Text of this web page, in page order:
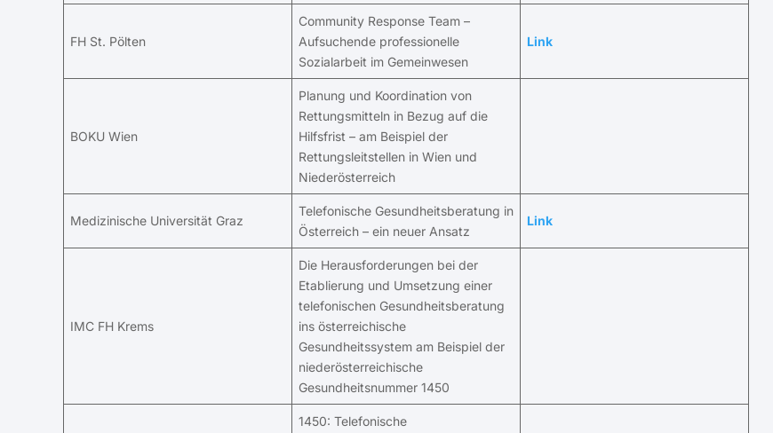
FH St. Pölten
Community Response Team –
Aufsuchende professionelle
Sozialarbeit im Gemeinwesen
Link
BOKU Wien
Planung und Koordination von
Rettungsmitteln in Bezug auf die
Hilfsfrist – am Beispiel der
Rettungsleitstellen in Wien und
Niederösterreich
Medizinische Universität Graz
Telefonische Gesundheitsberatung in
Österreich – ein neuer Ansatz
Link
IMC FH Krems
Die Herausforderungen bei der
Etablierung und Umsetzung einer
telefonischen Gesundheitsberatung
ins österreichische
Gesundheitssystem am Beispiel der
niederösterreichische
Gesundheitsnummer 1450
1450: Telefonische